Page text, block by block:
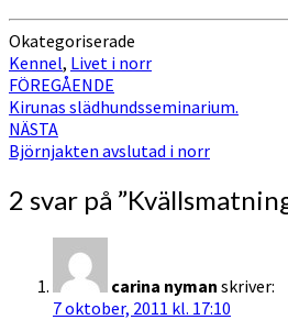
Okategoriserade
Kennel, Livet i norr
Inläggsnavigering
FÖREGÅENDE
Kirunas slädhundsseminarium.
NÄSTA
Björnjakten avslutad i norr
2 svar på ”
carina nyman skriver:
7 oktober, 2011 kl. 17:10